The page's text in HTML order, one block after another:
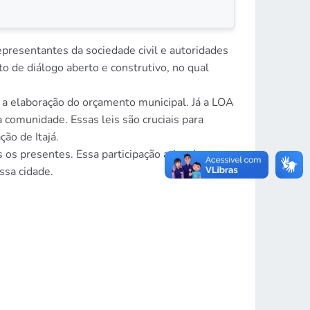
da sociedade civil e autoridades
de diálogo aberto e construtivo, no qual
do orçamento municipal. Já a LOA
Essas leis são cruciais para
de Itajá.
presentes. Essa participação ativa da
cidade.